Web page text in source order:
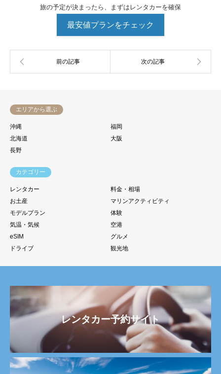
旅の予定が決まったら、まずはレンタカーを確保
最安値プランをチェック
エリアから選ぶ
沖縄
福岡
北海道
大阪
長野
カテゴリー
レンタカー
料金・相場
お土産
マリンアクティビティ
モデルプラン
体験
気温・気候
空港
eSIM
グルメ
ドライブ
観光地
レンタカー予約サイト